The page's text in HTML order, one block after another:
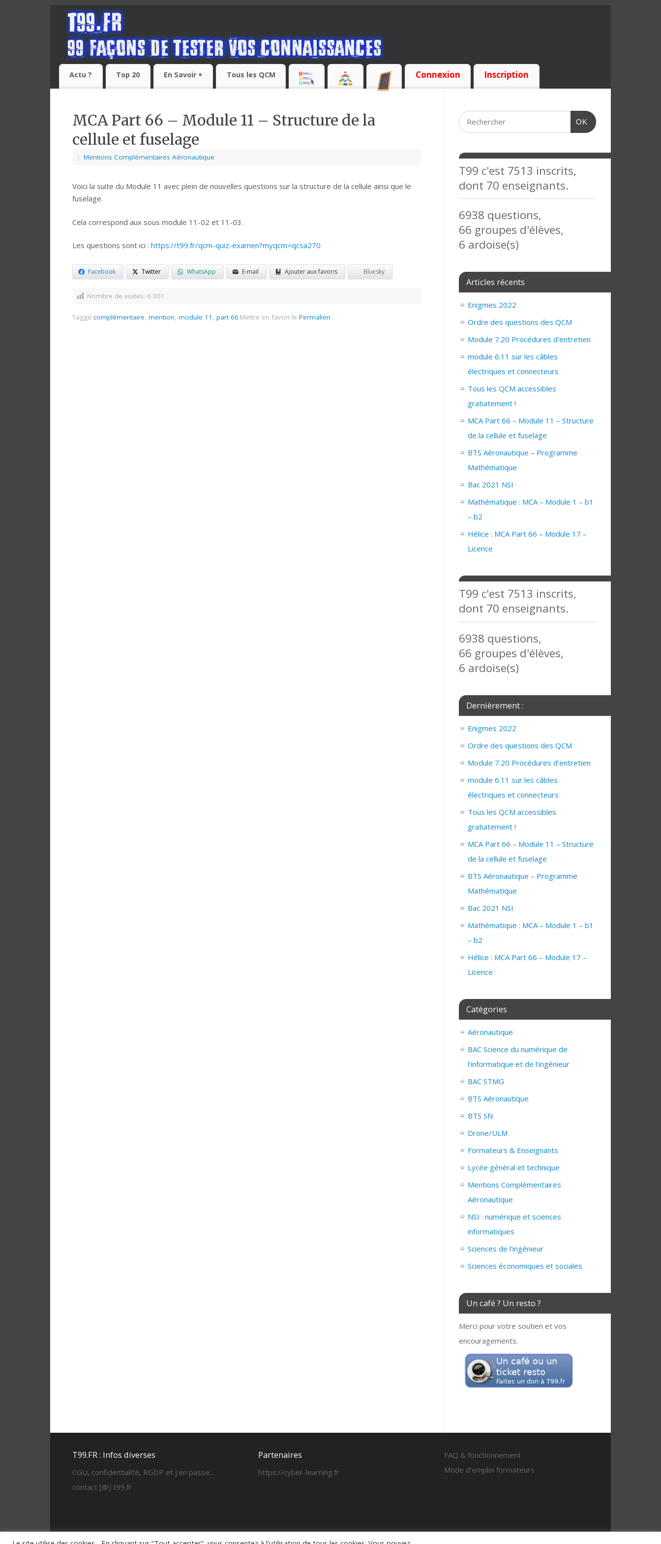
Actu ? Top 20 En Savoir + Tous les QCM Connexion Inscription
MCA Part 66 – Module 11 – Structure de la
cellule et fuselage
| Mentions Complémentaires Aéronautique
Voici la suite du Module 11 avec plein de nouvelles questions sur la structure de la cellule ainsi que le
fuselage.
Cela correspond aux sous module 11-02 et 11-03.
Les questions sont ici : https://t99.fr/qcm-quiz-examen?myqcm=qcsa270
Facebook Twitter WhatsApp E-mail Ajouter aux favoris Bluesky
Nombre de visites: 6 001
Taggé complémentaire, mention, module 11 , part 66.Mettre en favori le Permalien.
OK
T99 c'est 7513 inscrits,
dont 70 enseignants.
6938 questions,
66 groupes d'élèves,
6 ardoise(s)
Articles récents
Enigmes 2022
Ordre des questions des QCM
Module 7.20 Procédures d’entretien
module 6.11 sur les câbles
électriques et connecteurs
Tous les QCM accessibles
gratuitement !
MCA Part 66 – Module 11 – Structure
de la cellule et fuselage
BTS Aéronautique – Programme
Mathématique
Bac 2021 NSI
Mathématique : MCA – Module 1 – b1
– b2
Hélice : MCA Part 66 – Module 17 –
Licence
T99 c'est 7513 inscrits,
dont 70 enseignants.
6938 questions,
66 groupes d'élèves,
6 ardoise(s)
Dernièrement :
Enigmes 2022
Ordre des questions des QCM
Module 7.20 Procédures d’entretien
module 6.11 sur les câbles
électriques et connecteurs
Tous les QCM accessibles
gratuitement !
MCA Part 66 – Module 11 – Structure
de la cellule et fuselage
BTS Aéronautique – Programme
Mathématique
Bac 2021 NSI
Mathématique : MCA – Module 1 – b1
– b2
Hélice : MCA Part 66 – Module 17 –
Licence
Catégories
Aéronautique
BAC Science du numérique de
l'informatique et de l'ingénieur
BAC STMG
BTS Aéronautique
BTS SN
Drone/ULM
Formateurs & Enseignants
Lycée général et technique
Mentions Complémentaires
Aéronautique
NSI : numérique et sciences
informatiques
Sciences de l'ingénieur
Sciences économiques et sociales
Un café ? Un resto ?
Merci pour votre soutien et vos
encouragements.
T99.FR : Infos diverses
CGU, confidentialité, RGDP et j'en passe...
contact [@] t99.fr
Partenaires
https://cyber-learning.fr
FAQ & fonctionnement
Mode d'emploi formateurs